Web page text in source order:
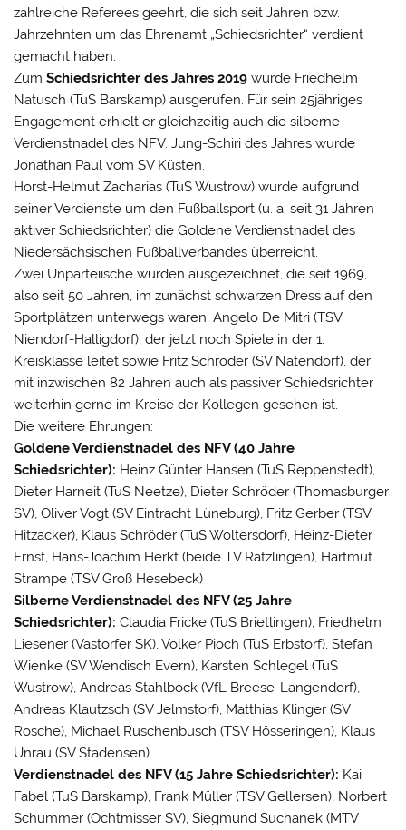
zahlreiche Referees geehrt, die sich seit Jahren bzw.
Jahrzehnten um das Ehrenamt „Schiedsrichter“ verdient
gemacht haben.
ZumSchiedsrichter des Jahres 2019 wurde Friedhelm
Natusch (TuS Barskamp) ausgerufen. Für sein 25jähriges
Engagement erhielt er gleichzeitig auch die silberne
Verdienstnadel des NFV. Jung-Schiri des Jahres wurde
Jonathan Paul vom SV Küsten.
Horst-Helmut Zacharias (TuS Wustrow) wurde aufgrund
seiner Verdienste um den Fußballsport (u. a. seit 31 Jahren
aktiver Schiedsrichter) die Goldene Verdienstnadel des
Niedersächsischen Fußballverbandes überreicht.
Zwei Unparteiische wurden ausgezeichnet, die seit 1969,
also seit 50 Jahren, im zunächst schwarzen Dress auf den
Sportplätzen unterwegs waren: Angelo De Mitri (TSV
Niendorf-Halligdorf), der jetzt noch Spiele in der 1.
Kreisklasse leitet sowie Fritz Schröder (SV Natendorf), der
mit inzwischen 82 Jahren auch als passiver Schiedsrichter
weiterhin gerne im Kreise der Kollegen gesehen ist.
Die weitere Ehrungen:
Goldene Verdienstnadel des NFV (40 Jahre
Schiedsrichter): Heinz Günter Hansen (TuS Reppenstedt),
Dieter Harneit (TuS Neetze), Dieter Schröder (Thomasburger
SV), Oliver Vogt (SV Eintracht Lüneburg), Fritz Gerber (TSV
Hitzacker), Klaus Schröder (TuS Woltersdorf), Heinz-Dieter
Ernst, Hans-Joachim Herkt (beide TV Rätzlingen), Hartmut
Strampe (TSV Groß Hesebeck)
Silberne Verdienstnadel des NFV (25 Jahre
Schiedsrichter): Claudia Fricke (TuS Brietlingen), Friedhelm
Liesener (Vastorfer SK), Volker Pioch (TuS Erbstorf), Stefan
Wienke (SV Wendisch Evern), Karsten Schlegel (TuS
Wustrow), Andreas Stahlbock (VfL Breese-Langendorf),
Andreas Klautzsch (SV Jelmstorf), Matthias Klinger (SV
Rosche), Michael Ruschenbusch (TSV Hösseringen), Klaus
Unrau (SV Stadensen)
Verdienstnadel des NFV (15 Jahre Schiedsrichter): Kai
Fabel (TuS Barskamp), Frank Müller (TSV Gellersen), Norbert
Schummer (Ochtmisser SV), Siegmund Suchanek (MTV